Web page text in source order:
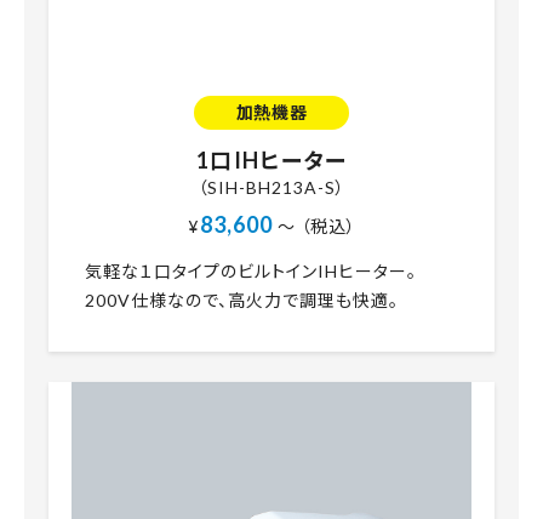
加熱機器
1口IHヒーター
（SIH-BH213A-S）
¥83,600～ （税込）
気軽な１口タイプのビルトインIHヒーター。
200V仕様なので、高火力で調理も快適。